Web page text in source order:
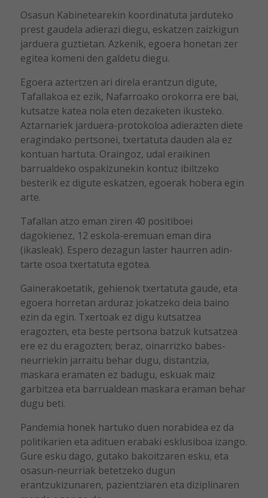
Osasun Kabinetearekin koordinatuta jarduteko
prest gaudela adierazi diegu, eskatzen zaizkigun
jarduera guztietan. Azkenik, egoera honetan zer
egitea komeni den galdetu diegu.
Egoera aztertzen ari direla erantzun digute,
Tafallakoa ez ezik, Nafarroako orokorra ere bai,
kutsatze katea nola eten dezaketen ikusteko.
Aztarnariek jarduera-protokoloa adierazten diete
eragindako pertsonei, txertatuta dauden ala ez
kontuan hartuta. Oraingoz, udal eraikinen
barrualdeko ospakizunekin kontuz ibiltzeko
besterik ez digute eskatzen, egoerak hobera egin
arte.
Tafallan atzo eman ziren 40 positiboei
dagokienez, 12 eskola-eremuan eman dira
(ikasleak). Espero dezagun laster haurren adin-
tarte osoa txertatuta egotea.
Gainerakoetatik, gehienok txertatuta gaude, eta
egoera horretan arduraz jokatzeko deia baino
ezin da egin. Txertoak ez digu kutsatzea
eragozten, eta beste pertsona batzuk kutsatzea
ere ez du eragozten; beraz, oinarrizko babes-
neurriekin jarraitu behar dugu, distantzia,
maskara eramaten ez badugu, eskuak maiz
garbitzea eta barrualdean maskara eraman behar
dugu beti.
Pandemia honek hartuko duen norabidea ez da
politikarien eta adituen erabaki esklusiboa izango.
Gure esku dago, gutako bakoitzaren esku, eta
osasun-neurriak betetzeko dugun
erantzukizunaren, pazientziaren eta diziplinaren